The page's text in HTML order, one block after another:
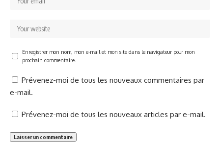
Enregistrer mon nom, mon e-mail et mon site dans le navigateur pour mon
prochain commentaire.
Prévenez-moi de tous les nouveaux commentaires par
e-mail.
Prévenez-moi de tous les nouveaux articles par e-mail.